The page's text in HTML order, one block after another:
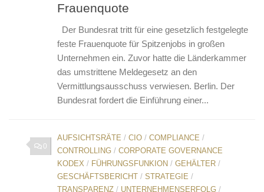
Frauenquote
Der Bundesrat tritt für eine gesetzlich festgelegte
feste Frauenquote für Spitzenjobs in großen
Unternehmen ein. Zuvor hatte die Länderkammer
das umstrittene Meldegesetz an den
Vermittlungsausschuss verwiesen. Berlin. Der
Bundesrat fordert die Einführung einer...
0
AUFSICHTSRÄTE / CIO / COMPLIANCE /
CONTROLLING / CORPORATE GOVERNANCE
KODEX / FÜHRUNGSFUNKION / GEHÄLTER /
GESCHÄFTSBERICHT / STRATEGIE /
TRANSPARENZ / UNTERNEHMENSERFOLG /